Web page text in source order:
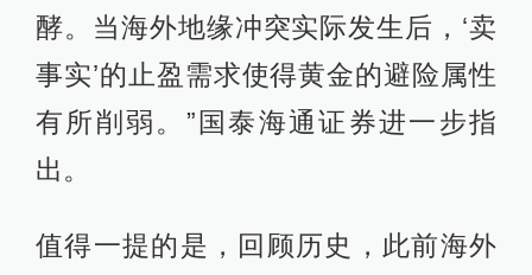
酵。当海外地缘冲突实际发生后，‘卖
事实’的止盈需求使得黄金的避险属性
有所削弱。”国泰海通证券进一步指
出。
值得一提的是，回顾历史，此前海外